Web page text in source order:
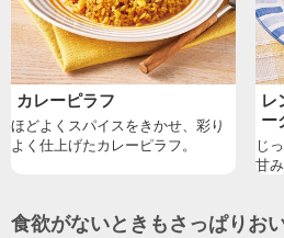
カレーピラフ
ほどよくスパイスをきかせ、彩り
よく仕上げたカレーピラフ。
レ
ー
じ
甘
食欲がないときもさっぱりお